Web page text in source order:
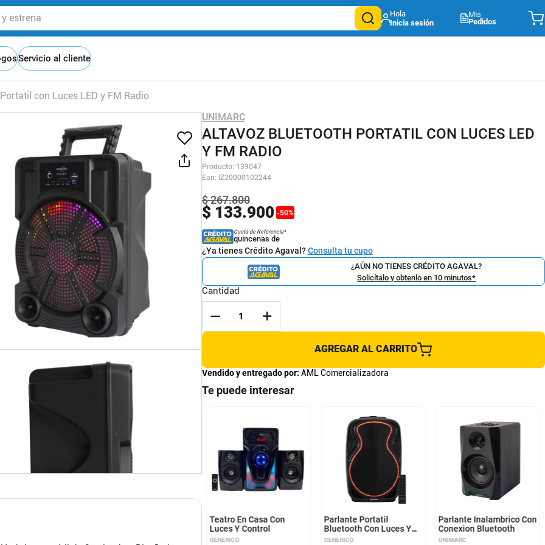
Mis
Pedidos
Servicio al cliente
con Luces LED y FM Radio
UNIMARC
ALTAVOZ BLUETOOTH PORTATIL CON LUCES LED
Y FM RADIO
Producto: 139047
Ean: IZ20000102244
$ 133.900 -50%
$267.800
Cuota de Referencia*
quincenas de
¿Ya tienes Crédito Agaval?Consulta tu cupo
¿AÚN NO TIENES CRÉDITO AGAVAL?
Solicítalo y obtenlo en 10 minutos*
Cantidad
AGREGAR AL CARRITO
Vendido y entregado por: AML Comercializadora
Te puede interesar
Potente Con Luces
Bluetooth
Parlante Bluetooth
Portatil Con Microfono Y
Luces RGB
Teatro En Casa Con
Luces Y Control
GENERICO
Parlante Portatil
Bluetooth Con Luces Y
Ruedas
GENERICO
Parlante Inalambrico Con
Conexion Bluetooth
UNIMARC